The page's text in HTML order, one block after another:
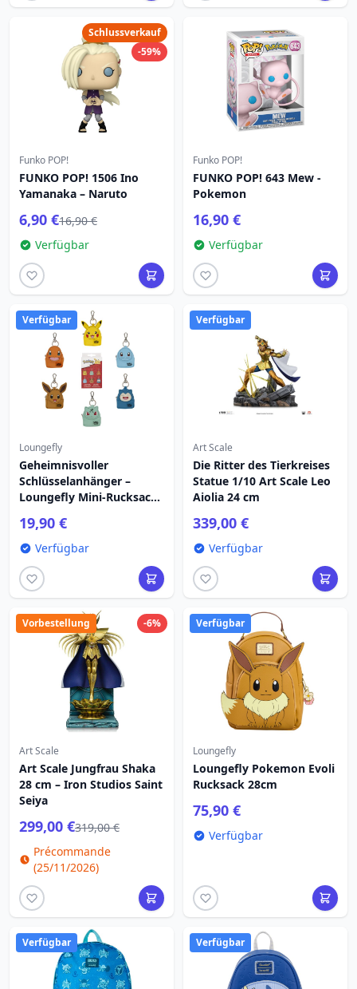
Schlussverkauf
-59%
Funko POP!
FUNKO POP! 1506 Ino
Yamanaka – Naruto
6,90 €16,90 €
Verfügbar
Funko POP!
FUNKO POP! 643 Mew -
Pokemon
16,90 €
Verfügbar
Verfügbar
Loungefly
Geheimnisvoller
Schlüsselanhänger –
Loungefly Mini-Rucksack
19,90 €
Verfügbar
Verfügbar
Art Scale
Die Ritter des Tierkreises
Statue 1/10 Art Scale Leo
Aiolia 24 cm
339,00 €
Verfügbar
-6%
Vorbestellung
Art Scale
Art Scale Jungfrau Shaka
28 cm – Iron Studios Saint
Seiya
299,00 €319,00 €
Précommande
(25/11/2026)
Verfügbar
Loungefly
Loungefly Pokemon Evoli
Rucksack 28cm
75,90 €
Verfügbar
Verfügbar Verfügbar